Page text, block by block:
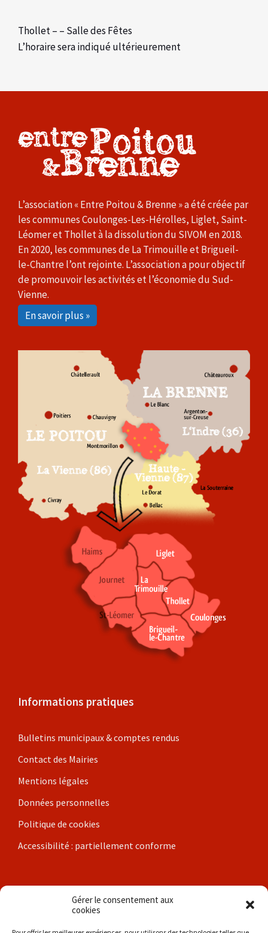
Gérer le consentement aux
cookies
Thollet – – Salle des Fêtes
L’horaire sera indiqué ultérieurement
L’association « Entre Poitou & Brenne » a été créée par
les communes Coulonges-Les-Hérolles, Liglet, Saint-
Léomer et Thollet à la dissolution du SIVOM en 2018.
En 2020, les communes de La Trimouille et Brigueil-
le-Chantre l’ont rejointe. L’association a pour objectif
de promouvoir les activités et l’économie du Sud-
Vienne.
En savoir plus »
Informations pratiques
Bulletins municipaux & comptes rendus
Contact des Mairies
Mentions légales
Données personnelles
Politique de cookies
Accessibilité : partiellement conforme
Nos communes
Brigueil-le-Chantre